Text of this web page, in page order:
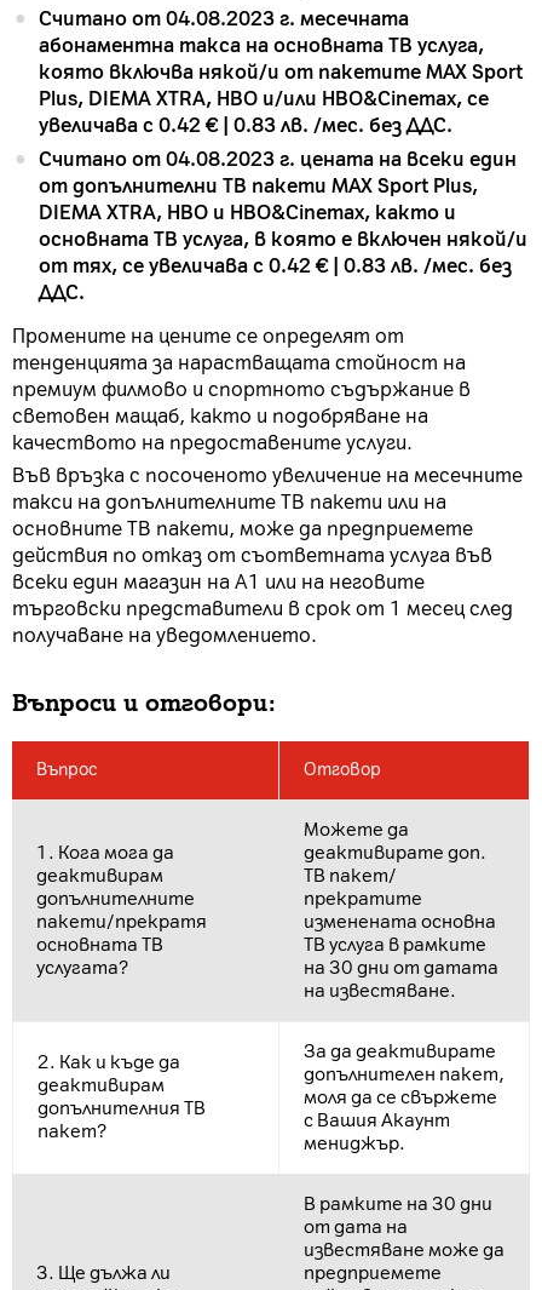
Считано от 04.08.2023 г. месечната
абонаментна такса на основната ТВ услуга,
която включва някой/и от пакетите MAX Sport
Plus, DIEMA XTRA, HBO и/или HBO&Cinemax, се
увеличава с 0.42 € | 0.83 лв. /мес. без ДДС.
Считано от 04.08.2023 г. цената на всеки един
от допълнителни ТВ пакети MAX Sport Plus,
DIEMA XTRA, HBO и HBO&Cinemax, както и
основната ТВ услуга, в която е включен някой/и
от тях, се увеличава с 0.42 € | 0.83 лв. /мес. без
ДДС.
Промените на цените се определят от
тенденцията за нарастващата стойност на
премиум филмово и спортното съдържание в
световен мащаб, както и подобряване на
качеството на предоставените услуги.
Във връзка с посоченото увеличение на месечните
такси на допълнителните ТВ пакети или на
основните ТВ пакети, може да предприемете
действия по отказ от съответната услуга във
всеки един магазин на А1 или на неговите
търговски представители в срок от 1 месец след
получаване на уведомлението.
Въпроси и отговори:
Въпрос Отговор
1. Кога мога да
деактивирам
допълнителните
пакети/прекратя
основната ТВ
услугата?
Можете да
деактивирате доп.
ТВ пакет/
прекратите
изменената основна
ТВ услуга в рамките
на 30 дни от датата
на известяване.
2. Как и къде да
деактивирам
допълнителния ТВ
пакет?
За да деактивирате
допълнителен пакет,
моля да се свържете
с Вашия Акаунт
мениджър.
3. Ще дължа ли
В рамките на 30 дни
от дата на
известяване може да
предприемете